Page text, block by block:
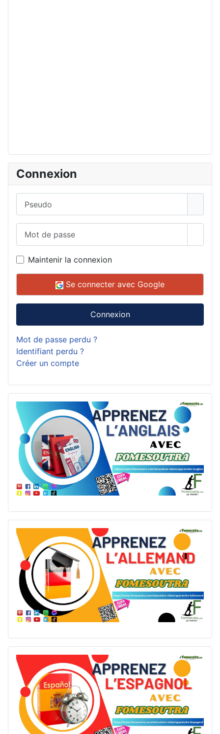
Connexion
Maintenir la connexion
Se connecter avec Google
Connexion
Mot de passe perdu ?
Identifiant perdu ?
Créer un compte